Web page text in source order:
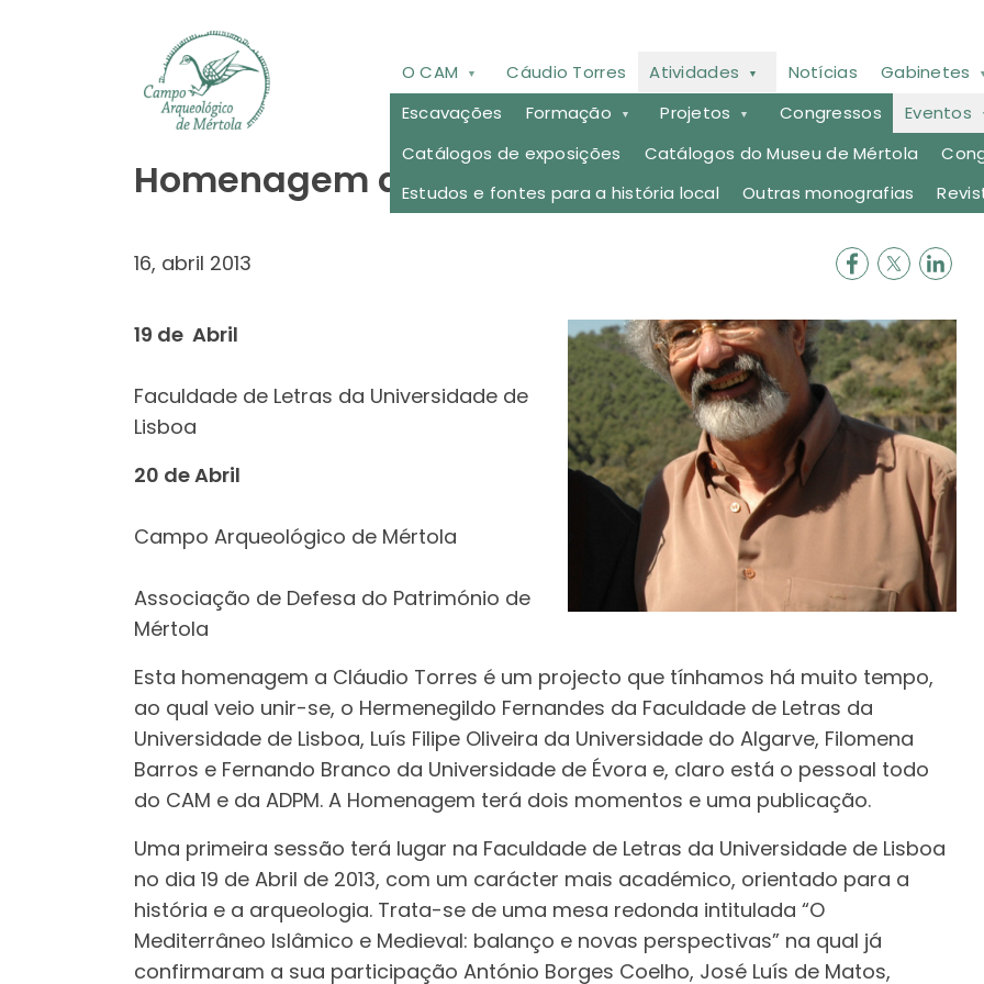
O CAM Cáudio Torres
Atividades
Escavações
Formação Projetos Congressos
Eventos
Catálogos de exposições
Catálogos do Museu de Mértola
Estudos e fontes para a história local
Outras monografias
Notícias Gabinetes
Homenagem a Cláudio Torres
16, abril 2013
19 de Abril
Faculdade de Letras da Universidade de
Lisboa
20 de Abril
Campo Arqueológico de Mértola
Associação de Defesa do Património de
Mértola
Esta homenagem a Cláudio Torres é um projecto que tínhamos há muito tempo,
ao qual veio unir-se, o Hermenegildo Fernandes da Faculdade de Letras da
Universidade de Lisboa, Luís Filipe Oliveira da Universidade do Algarve, Filomena
Barros e Fernando Branco da Universidade de Évora e, claro está o pessoal todo
do CAM e da ADPM. A Homenagem terá dois momentos e uma publicação.
Uma primeira sessão terá lugar na Faculdade de Letras da Universidade de Lisboa
no dia 19 de Abril de 2013, com um carácter mais académico, orientado para a
história e a arqueologia. Trata-se de uma mesa redonda intitulada “O
Mediterrâneo Islâmico e Medieval: balanço e novas perspectivas” na qual já
confirmaram a sua participação António Borges Coelho, José Luís de Matos,